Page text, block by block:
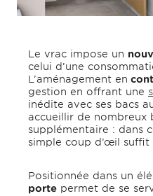
Le vrac impose un
celui d’une
L’aménagement en
gestion en offrant une
inédite avec ses bacs
accueillir de nombreux
supplémentaire : dans
simple coup d’œil suffit
Positionnée dans un
porte permet de se